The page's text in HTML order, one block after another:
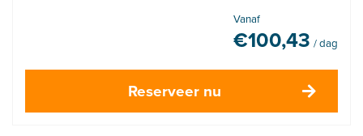
Vanaf
€100,43 / dag
Reserveer nu